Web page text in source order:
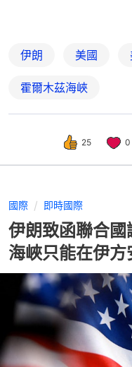
伊朗 美國
霍爾木茲海峽
25 0
國際 即時國際
伊朗致函聯合
海峽只能在伊方